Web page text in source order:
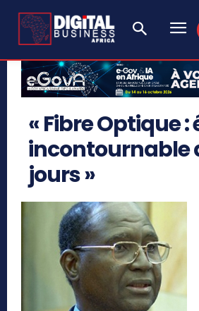
« Fibre Optique
incontournable
jours »